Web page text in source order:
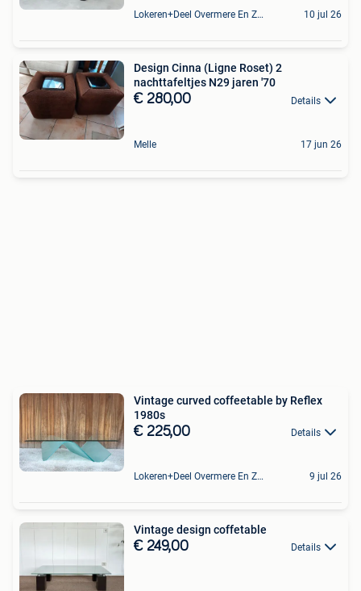
Lokeren+Deel Overmere En Zele 10 jul 26
Design Cinna (Ligne Roset) 2
nachttafeltjes N29 jaren '70
€ 280,00 Details
Melle 17 jun 26
Vintage curved coffeetable by Reflex
1980s
€ 225,00 Details
Lokeren+Deel Overmere En Zele 9 jul 26
Vintage design coffetable
€ 249,00 Details